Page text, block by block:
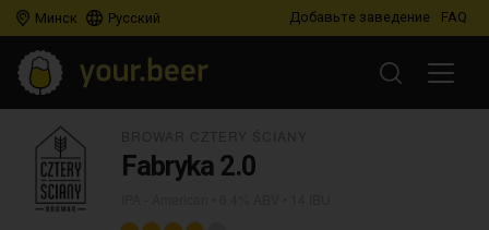
Минск Русский Добавьте заведение FAQ
Fabryka 2.0